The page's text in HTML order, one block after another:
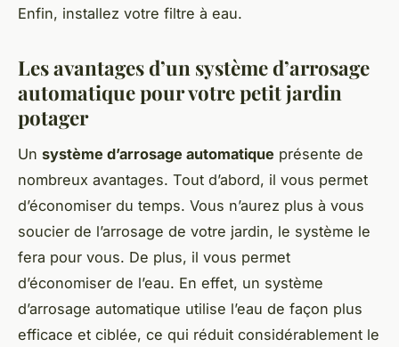
Enfin, installez votre filtre à eau.
Les avantages d’un système d’arrosage
automatique pour votre petit jardin
potager
Un système d’arrosage automatique présente de
nombreux avantages. Tout d’abord, il vous permet
d’économiser du temps. Vous n’aurez plus à vous
soucier de l’arrosage de votre jardin, le système le
fera pour vous. De plus, il vous permet
d’économiser de l’eau. En effet, un système
d’arrosage automatique utilise l’eau de façon plus
efficace et ciblée, ce qui réduit considérablement le